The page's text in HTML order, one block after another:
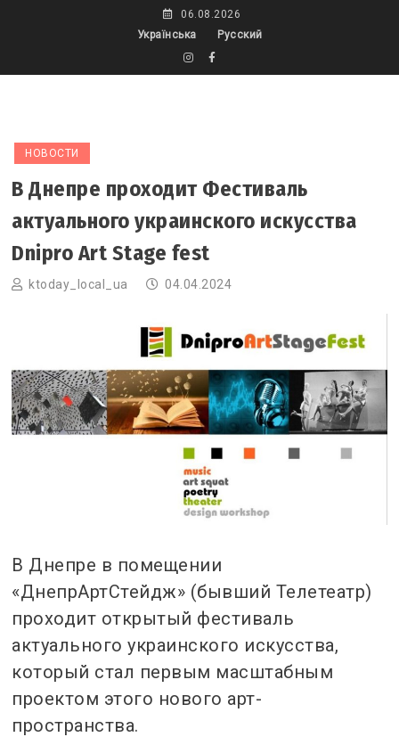
06.08.2026
Українська
Русский
НОВОСТИ
В Днепре проходит Фестиваль
актуального украинского искусства
Dnipro Art Stage fest
ktoday_local_ua 04.04.2024
В Днепре в помещении
«ДнепрАртСтейдж» (бывший Телетеатр)
проходит открытый фестиваль
актуального украинского искусства,
который стал первым масштабным
проектом этого нового арт-
пространства.